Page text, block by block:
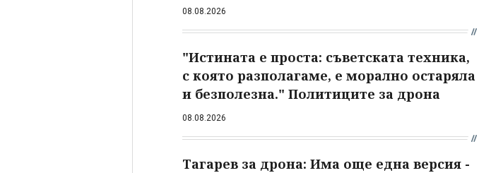
08.08.2026
"Истината е проста: съветската техника,
с която разполагаме, е морално остаряла
и безполезна." Политиците за дрона
08.08.2026
Тагарев за дрона: Има още една версия -